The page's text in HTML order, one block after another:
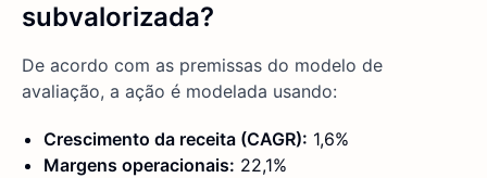
subvalorizada?
De acordo com as premissas do modelo de
avaliação, a ação é modelada usando:
Crescimento da receita (CAGR): 1,6%
Margens operacionais: 22,1%